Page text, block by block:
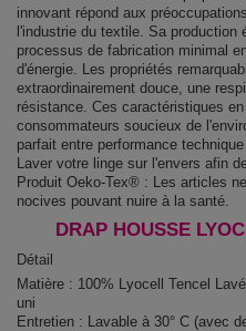
innovant répond aux
l'industrie du textile. Sa production
processus de fabrication minimal
d'énergie. Les propriétés
extraordinairement douce, une
résistance. Ces caractéristiques
consommateurs soucieux de
parfait entre performance
Laver votre linge sur l'envers afin
Produit Oeko-Tex® : Les articles
nocives pouvant nuire à la santé.
DRAP HOUSSE
Détail
Matière : 100% Lyocell Tencel Lavé
uni
Entretien : Lavable à 30° C (avec